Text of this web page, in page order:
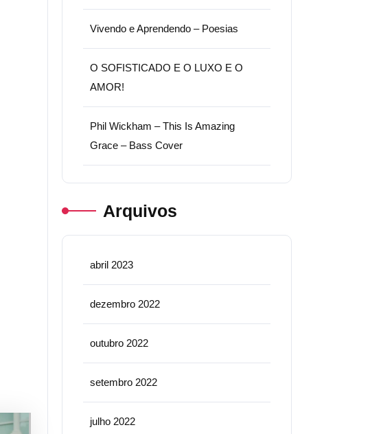
Vivendo e Aprendendo – Poesias
O SOFISTICADO E O LUXO E O
AMOR!
Phil Wickham – This Is Amazing
Grace – Bass Cover
Arquivos
abril 2023
dezembro 2022
outubro 2022
setembro 2022
julho 2022